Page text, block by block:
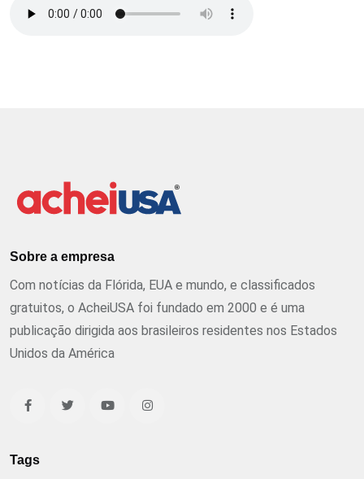
Sobre a empresa
Com notícias da Flórida, EUA e mundo, e classificados
gratuitos, o AcheiUSA foi fundado em 2000 e é uma
publicação dirigida aos brasileiros residentes nos Estados
Unidos da América
Tags